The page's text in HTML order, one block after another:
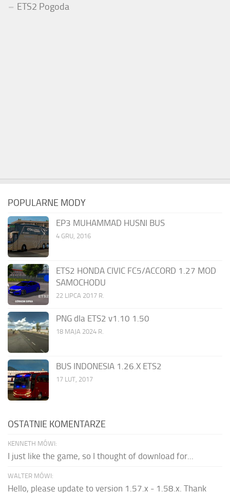
ETS2 Pogoda
POPULARNE MODY
EP3 MUHAMMAD HUSNI BUS
4 GRU, 2016
ETS2 HONDA CIVIC FC5/ACCORD 1.27 MOD
SAMOCHODU
22 LIPCA 2017 R.
PNG dla ETS2 v1.10 1.50
18 MAJA 2024 R.
BUS INDONESIA 1.26.X ETS2
17 LUT, 2017
OSTATNIE KOMENTARZE
KENNETH MÓWI:
I just like the game, so I thought of download for...
WALTER MÓWI:
Hello, please update to version 1.57.x - 1.58.x. Thank